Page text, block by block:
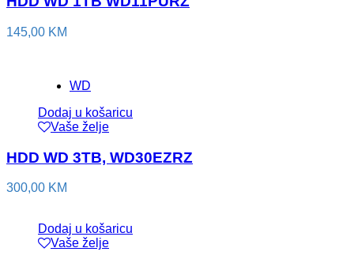
145,00 KM
WD
Dodaj u košaricu
Vaše želje
HDD WD 3TB, WD30EZRZ
300,00 KM
Dodaj u košaricu
Vaše želje